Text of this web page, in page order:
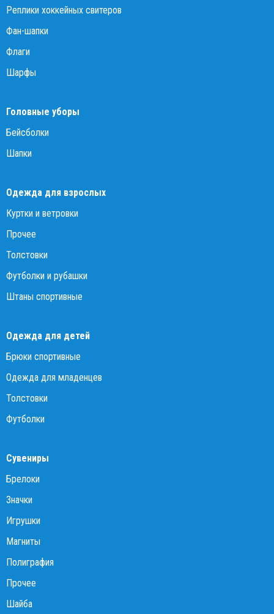
Реплики хоккейных свитеров
Фан-шапки
Флаги
Шарфы
Головные уборы
Бейсболки
Шапки
Одежда для взрослых
Куртки и ветровки
Прочее
Толстовки
Футболки и рубашки
Штаны спортивные
Одежда для детей
Брюки спортивные
Одежда для младенцев
Толстовки
Футболки
Сувениры
Брелоки
Значки
Игрушки
Магниты
Полиграфия
Прочее
Шайба